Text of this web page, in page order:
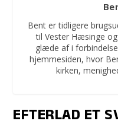
Bent er tidligere
til Vester Hæsinge
glæde af i
hjemmesiden, hvor
kirken,
EFTERLAD ET